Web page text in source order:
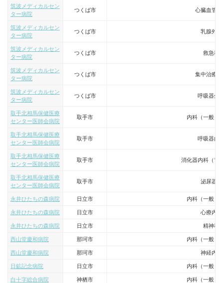
筑波メディカルセン
ター病院
つくば市 心臓血管
筑波メディカルセン
ター病院
つくば市 乳腺外科
筑波メディカルセン
ター病院
つくば市 救急科
筑波メディカルセン
ター病院
つくば市 集中治療
筑波メディカルセン
ター病院
つくば市 呼吸器外
取手北相馬保健医療
センター医師会病院
取手市 内科（一般・
取手北相馬保健医療
センター医師会病院
取手市 呼吸器内
取手北相馬保健医療
センター医師会病院
取手市 消化器内科（胃
取手北相馬保健医療
センター医師会病院
取手市 泌尿器科
永井ひたちの森病院 日立市 内科（一般・
永井ひたちの森病院 日立市 心療内科
永井ひたちの森病院 日立市 精神科
西山堂慶和病院 那珂市 内科（一般・
西山堂慶和病院 那珂市 神経内科
日鉱記念病院 日立市 内科（一般・
白十字総合病院 神栖市 内科（一般・